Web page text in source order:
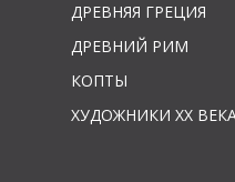
ДРЕВНЯЯ ГРЕЦИЯ
ДРЕВНИЙ РИМ
КОПТЫ
ХУДОЖНИКИ XX